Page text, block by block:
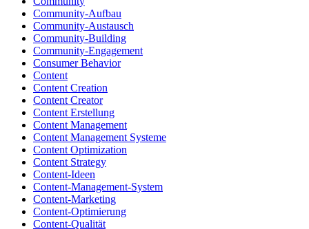
Community-Aufbau
Community-Austausch
Community-Building
Community-Engagement
Consumer Behavior
Content
Content Creation
Content Creator
Content Erstellung
Content Management
Content Management Systeme
Content Optimization
Content Strategy
Content-Ideen
Content-Management-System
Content-Marketing
Content-Optimierung
Content-Qualität